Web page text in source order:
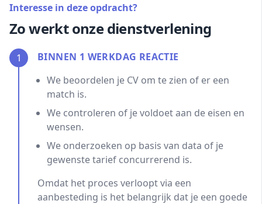
Interesse in deze opdracht?
Zo werkt onze dienstverlening
1
BINNEN 1 WERKDAG REACTIE
We beoordelen je CV om te zien of er een
match is.
We controleren of je voldoet aan de eisen en
wensen.
We onderzoeken op basis van data of je
gewenste tarief concurrerend is.
Omdat het proces verloopt via een
aanbesteding is het belangrijk dat je een goede